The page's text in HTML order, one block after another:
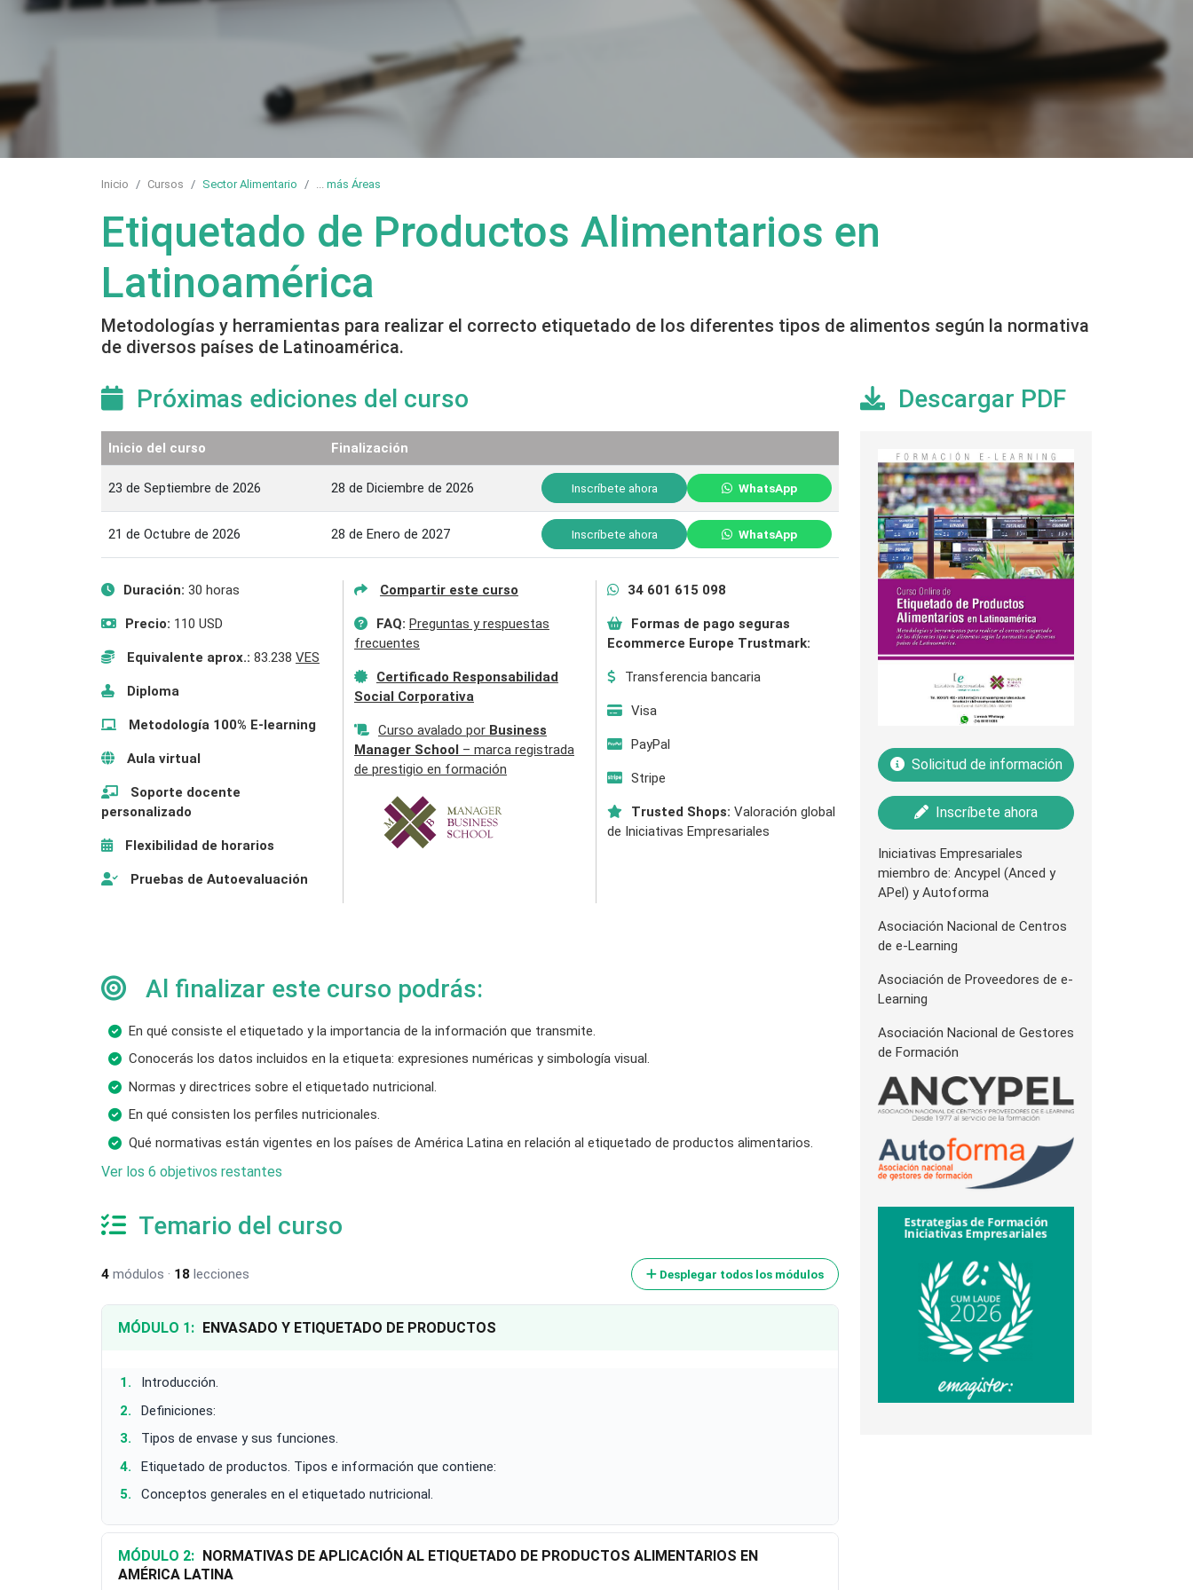
Inicio Cursos Sector Alimentario más Áreas
Etiquetado de Productos Alimentarios en
Latinoamérica
Metodologías y herramientas para realizar el correcto etiquetado de los diferentes tipos de alimentos según la normativa
de diversos países de Latinoamérica.
Próximas ediciones del curso
Inicio del curso Finalización
23 de Septiembre de 2026 28 de Diciembre de 2026 Inscríbete ahora WhatsApp
21 de Octubre de 2026 28 de Enero de 2027 Inscríbete ahora WhatsApp
Duración: 30 horas
Precio: 110 USD
Equivalente aprox.: 83.238 VES
Diploma
Metodología 100% E-learning
Aula virtual
Soporte docente
personalizado
Flexibilidad de horarios
Pruebas de Autoevaluación
Compartir este curso
FAQ: Preguntas y respuestas
frecuentes
Certificado Responsabilidad
Social Corporativa
Curso avalado por Business
Manager School – marca registrada
de prestigio en formación
34 601 615 098
Formas de pago seguras
Ecommerce Europe Trustmark:
Transferencia bancaria
Visa
PayPal
Stripe
Trusted Shops: Valoración global
de Iniciativas Empresariales
Al finalizar este curso podrás:
En qué consiste el etiquetado y la importancia de la información que transmite.
Conocerás los datos incluidos en la etiqueta: expresiones numéricas y simbología visual.
Normas y directrices sobre el etiquetado nutricional.
En qué consisten los perfiles nutricionales.
Qué normativas están vigentes en los países de América Latina en relación al etiquetado de productos alimentarios.
Ver los 6 objetivos restantes
Temario del curso
4 módulos · 18 lecciones Desplegar todos los módulos
MÓDULO 1: ENVASADO Y ETIQUETADO DE PRODUCTOS
Introducción.
Definiciones:
Tipos de envase y sus funciones.
Etiquetado de productos. Tipos e información que contiene:
Conceptos generales en el etiquetado nutricional.
MÓDULO 2:
AMÉRICA LATINA
Descargar PDF
Solicitud de información
Inscríbete ahora
Iniciativas Empresariales
miembro de: Ancypel (Anced y
APel) y Autoforma
Asociación Nacional de Centros
de e-Learning
Asociación de Proveedores de e-
Learning
Asociación Nacional de Gestores
de Formación